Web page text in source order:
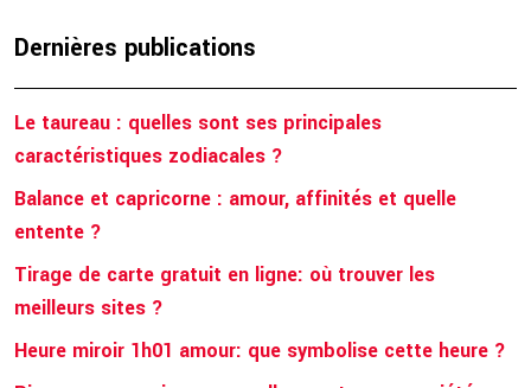
Dernières publications
Le taureau : quelles sont ses principales
caractéristiques zodiacales ?
Balance et capricorne : amour, affinités et quelle
entente ?
Tirage de carte gratuit en ligne: où trouver les
meilleurs sites ?
Heure miroir 1h01 amour: que symbolise cette heure ?